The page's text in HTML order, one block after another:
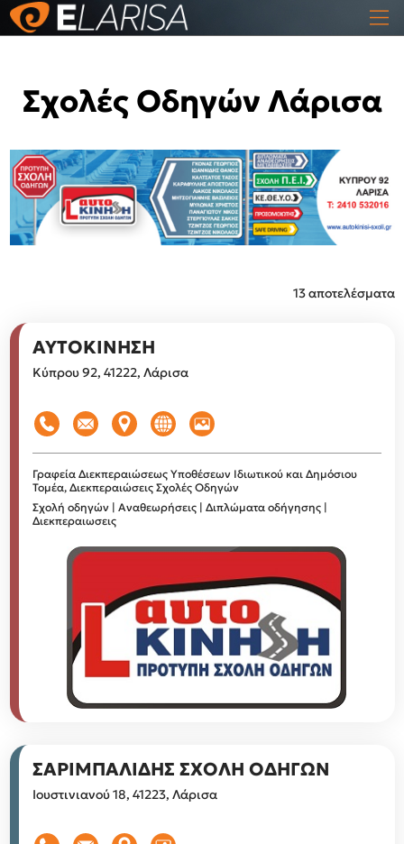
Σχολές Οδηγών Λάρισα
13 αποτελέσματα
ΑΥΤΟΚΙΝΗΣΗ
Κύπρου 92, 41222, Λάρισα
Γραφεία Διεκπεραιώσεως Υποθέσεων Ιδιωτικού και Δημόσιου
Τομέα, Διεκπεραιώσεις Σχολές Οδηγών
Σχολή οδηγών | Αναθεωρήσεις | Διπλώματα οδήγησης |
Διεκπεραιωσεις
ΣΑΡΙΜΠΑΛΙΔΗΣ ΣΧΟΛΗ ΟΔΗΓΩΝ
Ιουστινιανού 18, 41223, Λάρισα